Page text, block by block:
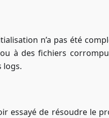
n’a pas été
à des fichiers
logs.
essayé de résoudre le